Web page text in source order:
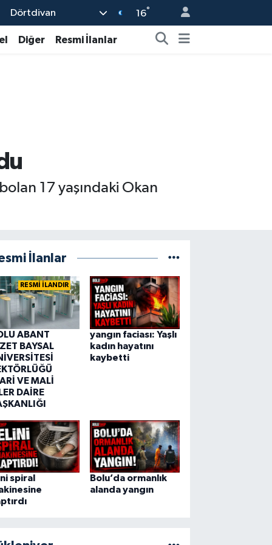
Dörtdivan 16°
Diğer Resmi İlanlar
17 yaşındaki Okan
İlanlar
RESMİ İLANDIR
ABANT
BAYSAL
VE MALİ
DAİRE
yangın faciası: Yaşlı
kadın hayatını
kaybetti
spiral
Bolu’da ormanlık
alanda yangın